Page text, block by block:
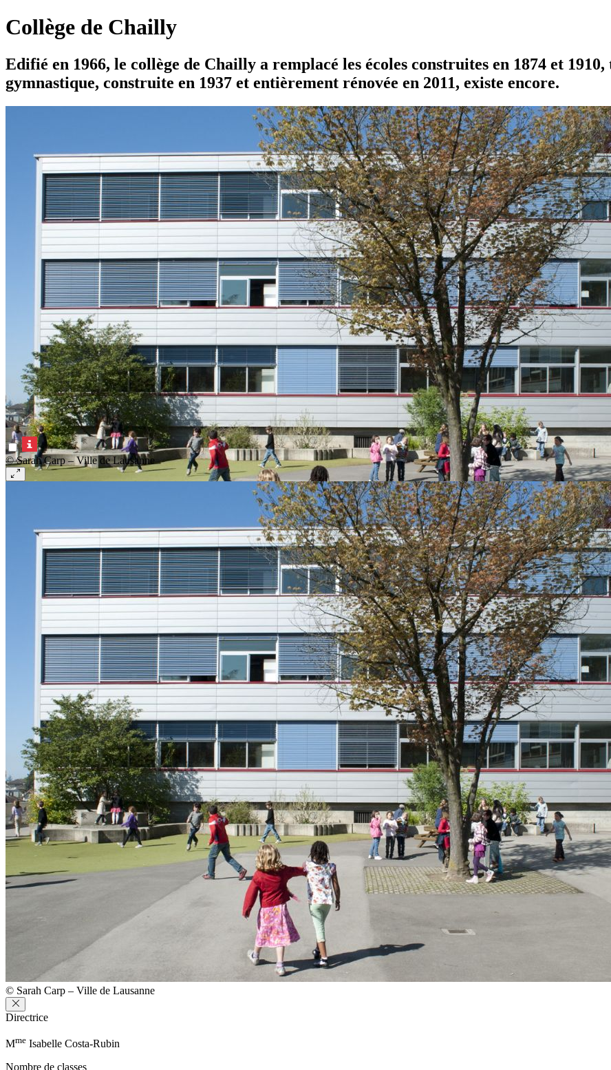
Collège de Chailly
Edifié en 1966, le collège de Chailly a remplacé les écoles construites en 1874 et
gymnastique, construite en 1937 et entièrement rénovée en 2011, existe encore.
© Sarah Carp – Ville de Lausanne
© Sarah Carp – Ville de Lausanne
Directrice
Mme Isabelle Costa-Rubin
Nombre de classes